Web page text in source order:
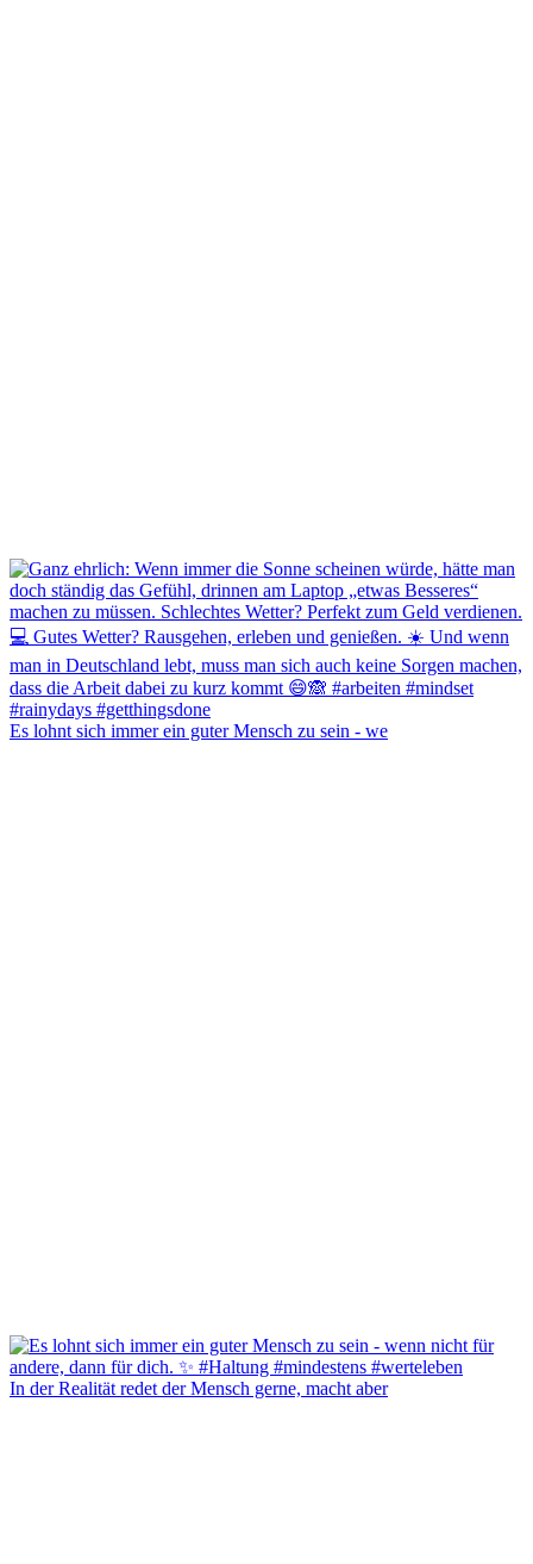
Es lohnt sich immer ein guter Mensch zu sein - we
In der Realität redet der Mensch gerne, macht aber